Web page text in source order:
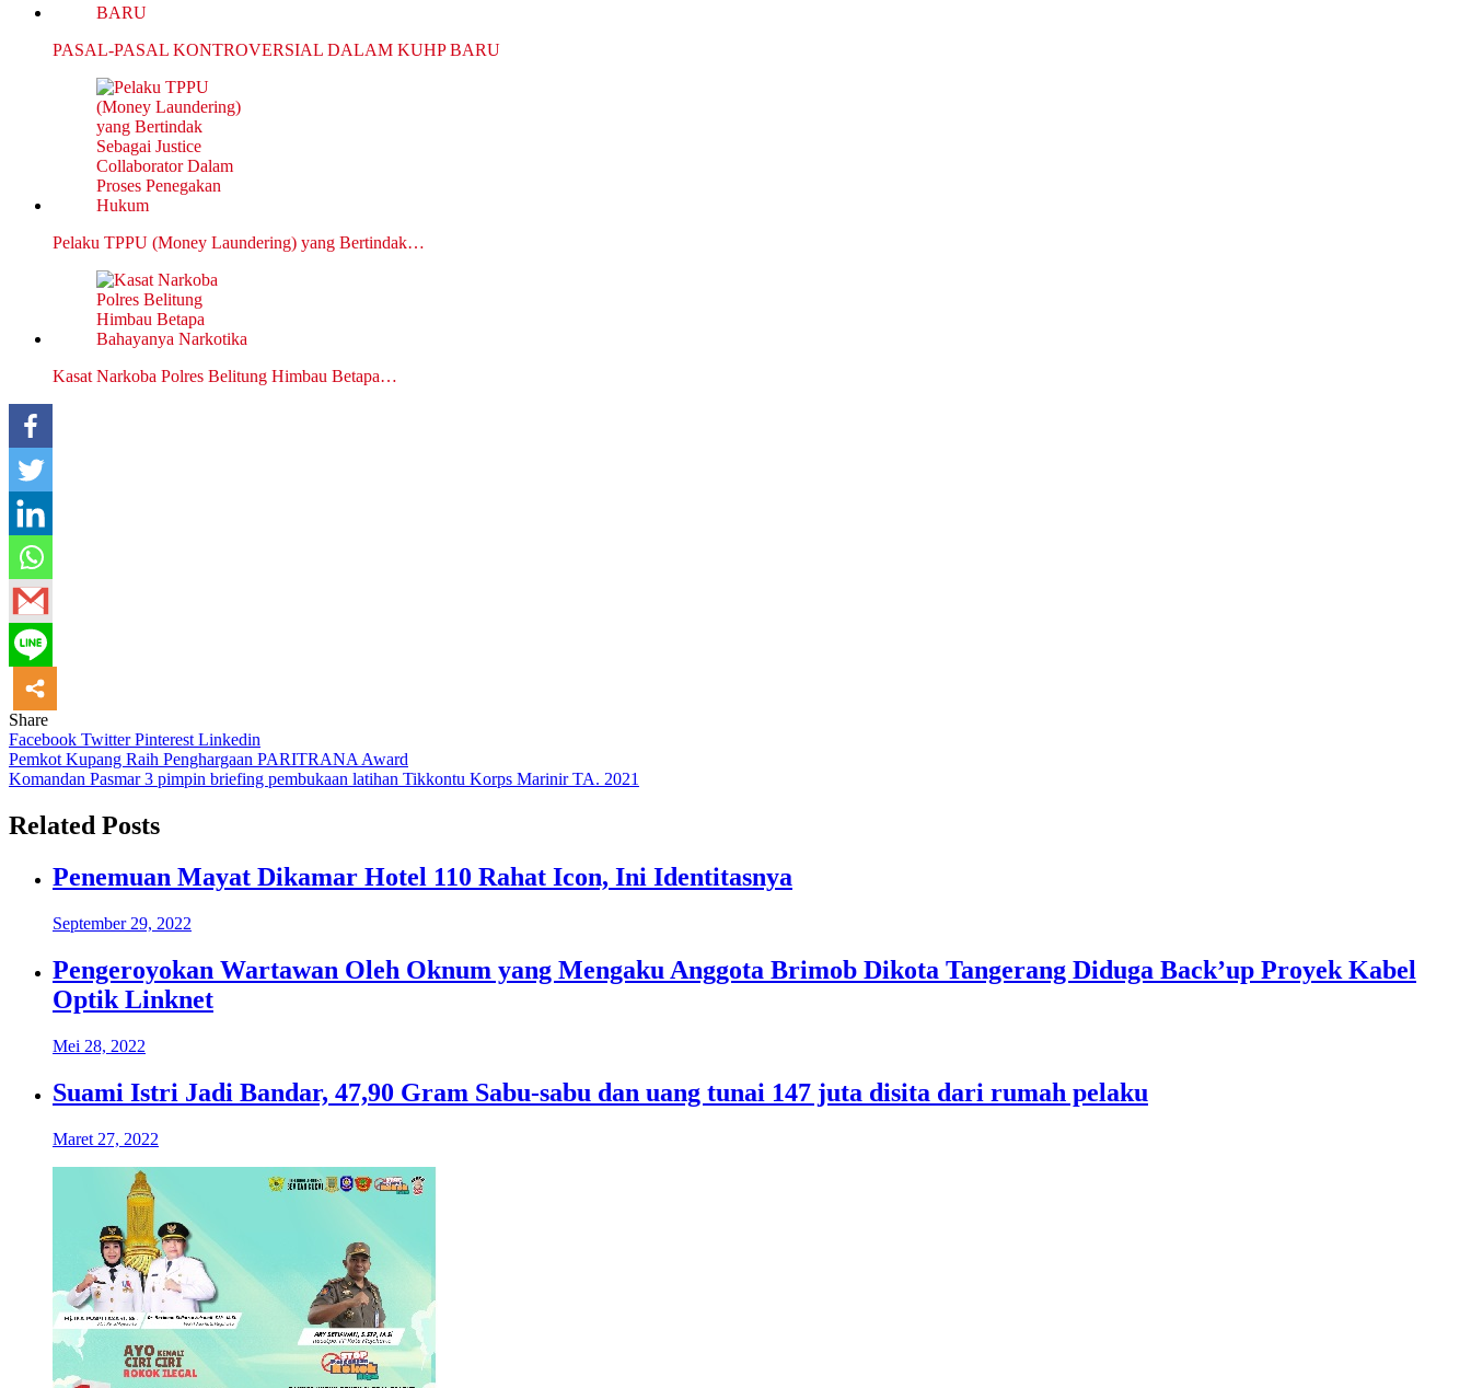
PASAL-PASAL KONTROVERSIAL DALAM KUHP BARU
Pelaku TPPU (Money Laundering) yang Bertindak…
Kasat Narkoba Polres Belitung Himbau Betapa…
Share
Facebook TwitterPinterest Linkedin
Navigasi
pos
Pemkot Kupang Raih Penghargaan PARITRANA Award
Komandan Pasmar 3 pimpin briefing pembukaan latihan Tikkontu Korps Marinir TA. 2021
Related Posts
Penemuan Mayat Dikamar Hotel 110 Rahat Icon, Ini Identitasnya
September 29, 2022
Pengeroyokan Wartawan Oleh Oknum yang Mengaku Anggota Brimob Dikota Tangerang Diduga Back’up Proyek Kabel
Optik Linknet
Mei 28, 2022
Suami Istri Jadi Bandar, 47,90 Gram Sabu-sabu dan uang tunai 147 juta disita dari rumah pelaku
Maret 27, 2022